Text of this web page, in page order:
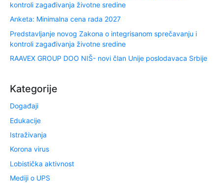
kontroli zagađivanja životne sredine
Anketa: Minimalna cena rada 2027
Predstavljanje novog Zakona o integrisanom sprečavanju i
kontroli zagađivanja životne sredine
RAAVEX GROUP DOO NIŠ- novi član Unije poslodavaca Srbije
Kategorije
Događaji
Edukacije
Istraživanja
Korona virus
Lobistička aktivnost
Mediji o UPS